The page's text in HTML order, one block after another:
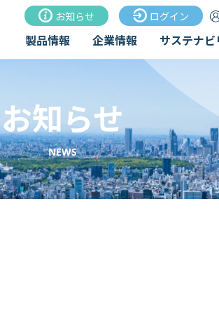
お知らせ ログイン
製品情報 企業情報 サステナビ
お知らせ
NEWS